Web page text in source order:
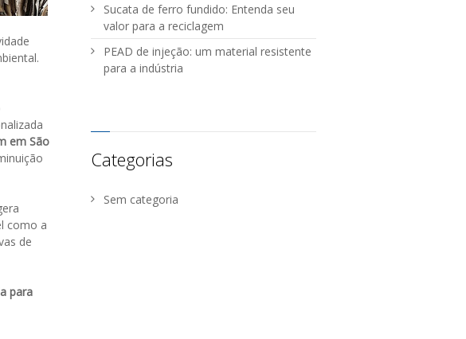
em São
como a
de
para
Sucata de ferro fundido: Entenda seu
valor para a reciclagem
PEAD de injeção: um material resistente
para a indústria
Categorias
Sem categoria